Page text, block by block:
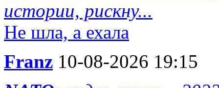
истории, рискну...
Не шла, а ехала
Franz 10-08-2026 19:15